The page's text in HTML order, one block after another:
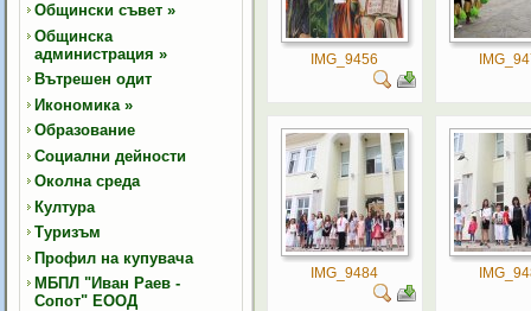
Общински съвет »
Общинска
администрация »
Вътрешен одит
Икономика »
Образование
Социални дейности
Околна среда
Култура
Туризъм
Профил на купувача
МБПЛ "Иван Раев -
Сопот" ЕООД
IMG_9456
IMG_9484